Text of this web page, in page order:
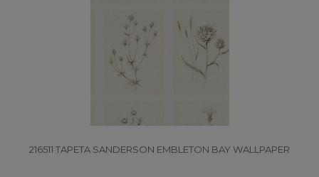
216511 TAPETA SANDERSON EMBLETON BAY WALLPAPER